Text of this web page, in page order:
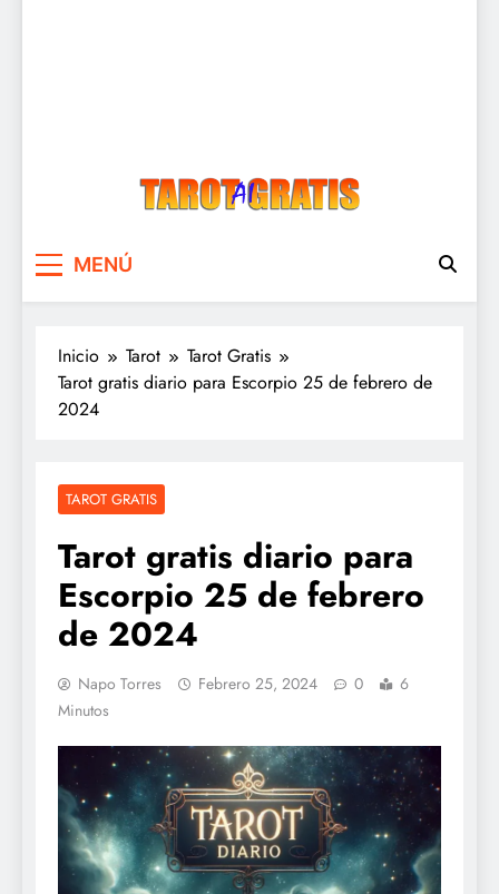
MENÚ
Inicio Tarot
Tarot Gratis
Tarot gratis diario para Escorpio 25 de febrero de
2024
TAROT GRATIS
Tarot gratis diario para
Escorpio 25 de febrero
de 2024
Napo Torres Febrero 25, 2024 0
6
Minutos